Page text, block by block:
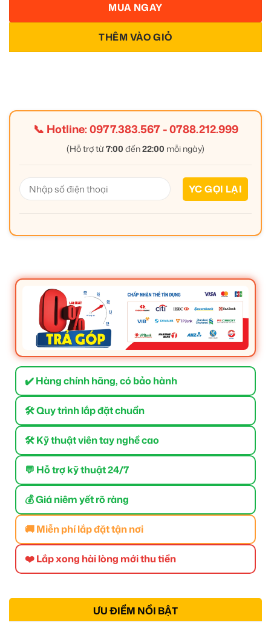
THÊM VÀO GIỎ
MUA NGAY
📞 Hotline:0977.383.567-0788.212.999
(Hỗ trợ từ7:00 đến22:00 mỗi ngày)
✔️ Hàng chính hãng, có bảo hành
🛠 Quy trình lắp đặt chuẩn
🛠 Kỹ thuật viên tay nghề cao
💬 Hỗ trợ kỹ thuật 24/7
💰 Giá niêm yết rõ ràng
🚚 Miễn phí lắp đặt tận nơi
❤️ Lắp xong hài lòng mới thu tiền
ƯU ĐIỂM NỔI BẬT